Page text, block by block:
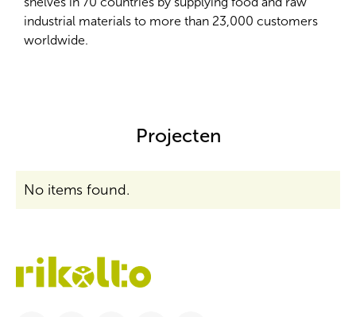
industrial materials to more than 23,000 customers
worldwide.
Projecten
No items found.